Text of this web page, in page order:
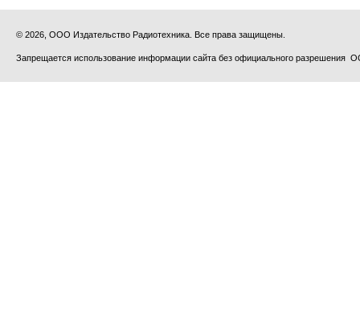
© 2026, ООО Издательство Радиотехника. Все права защищены.
Запрещается использование информации сайта без официального разрешения